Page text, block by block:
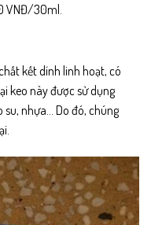
VNĐ/30ml.
kết dính linh hoạt, có
keo này được sử dụng
nhựa… Do đó, chúng